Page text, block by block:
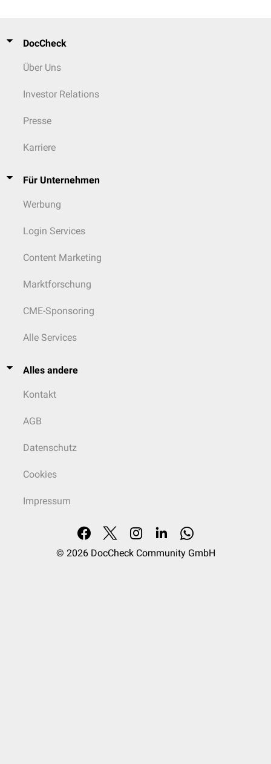
DocCheck
Über Uns
Investor Relations
Presse
Karriere
Für Unternehmen
Werbung
Login Services
Content Marketing
Marktforschung
CME-Sponsoring
Alle Services
Alles andere
Kontakt
AGB
Datenschutz
Cookies
Impressum
© 2026 DocCheck Community GmbH